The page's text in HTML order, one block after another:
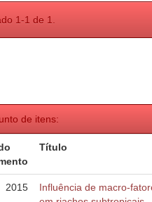
1-1 de 1.
de itens:
Título
2015
Influência de macro-